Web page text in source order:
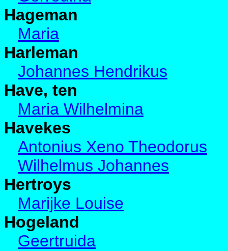
Hageman
Maria
Harleman
Johannes Hendrikus
Have, ten
Maria Wilhelmina
Havekes
Antonius Xeno Theodorus
Wilhelmus Johannes
Hertroys
Marijke Louise
Hogeland
Geertruida